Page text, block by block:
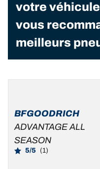
votre
vous
meilleurs
BFGOODRICH
ADVANTAGE ALL
SEASON
5/5 (1)